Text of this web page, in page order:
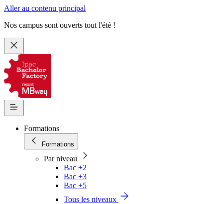
Aller au contenu principal
Nos campus sont ouverts tout l'été !
Formations
Formations
Par niveau
Bac +2
Bac +3
Bac +5
Tous les niveaux